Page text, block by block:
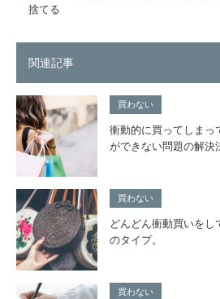
捨てる
関連記事
買わない
衝動的に買ってしまっ
ができない問題の解決
買わない
どんどん衝動買いをし
のタイプ。
買わない